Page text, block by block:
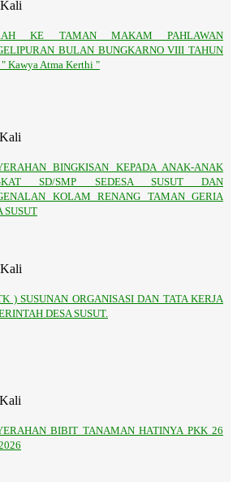
KE TAMAN MAKAM PAHLAWAN
BULAN BUNGKARNO VIII TAHUN
Kawya Atma Kerthi "
BINGKISAN KEPADA ANAK-ANAK
SD/SMP SEDESA SUSUT DAN
KOLAM RENANG TAMAN GERIA
SUSUT
) SUSUNAN ORGANISASI DAN TATA KERJA
DESA SUSUT.
BIBIT TANAMAN HATINYA PKK 26